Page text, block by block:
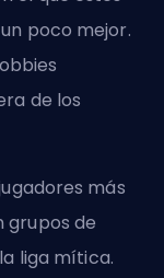
poco mejor.
de los
más
grupos de
liga mítica.